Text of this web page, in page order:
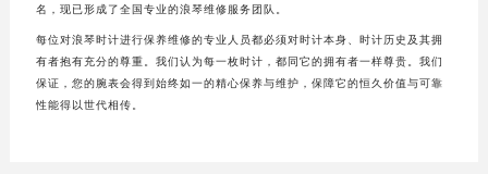
名，现已形成了全国专业的浪琴维修服务团队。
每位对浪琴时计进行保养维修的专业人员都必须对时计本身、时计历史及其拥
有者抱有充分的尊重。我们认为每一枚时计，都同它的拥有者一样尊贵。我们
保证，您的腕表会得到始终如一的精心保养与维护，保障它的恒久价值与可靠
性能得以世代相传。